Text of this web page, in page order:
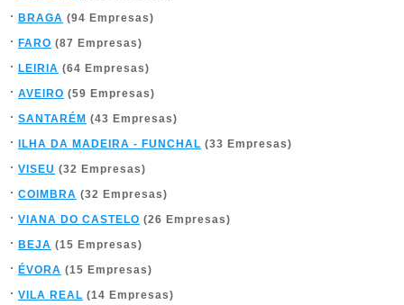
BRAGA (94 Empresas)
FARO (87 Empresas)
LEIRIA (64 Empresas)
AVEIRO (59 Empresas)
SANTARÉM (43 Empresas)
ILHA DA MADEIRA - FUNCHAL (33 Empresas)
VISEU (32 Empresas)
COIMBRA (32 Empresas)
VIANA DO CASTELO (26 Empresas)
BEJA (15 Empresas)
ÉVORA (15 Empresas)
VILA REAL (14 Empresas)